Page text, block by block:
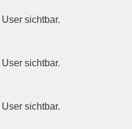
sichtbar.
sichtbar.
sichtbar.